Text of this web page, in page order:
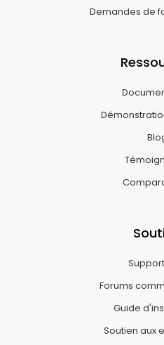
Demandes de
Forums
Guide
Soutien aux